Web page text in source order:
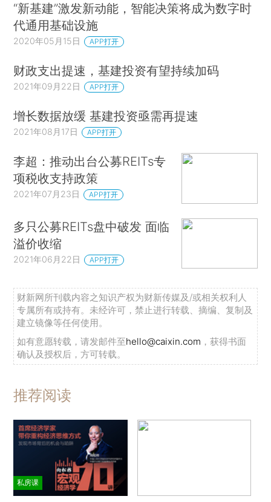
“新基建”激发新动能，智能决策将成为数字时
代通用基础设施
2020年05月15日 APP打开
财政支出提速，基建投资有望持续加码
2021年09月22日 APP打开
增长数据放缓 基建投资亟需再提速
2021年08月17日 APP打开
李超：推动出台公募REITs专
项税收支持政策
2021年07月23日 APP打开
多只公募REITs盘中破发 面临
溢价收缩
2021年06月22日 APP打开
财新网所刊载内容之知识产权为财新传媒及/或相关权利人
专属所有或持有。未经许可，禁止进行转载、摘编、复制及
建立镜像等任何使用。
如有意愿转载，请发邮件至hello@caixin.com ，获得书面
确认及授权后，方可转载。
推荐阅读
私房课